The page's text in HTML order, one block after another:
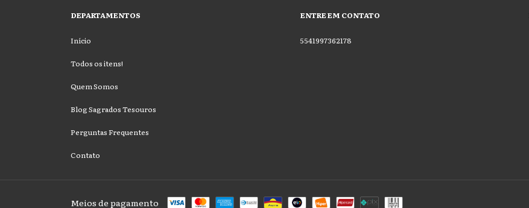
DEPARTAMENTOS
Início
Todos os itens!
Quem Somos
Blog Sagrados Tesouros
Perguntas Frequentes
Contato
ENTRE EM CONTATO
5541997362178
Meios de pagamento